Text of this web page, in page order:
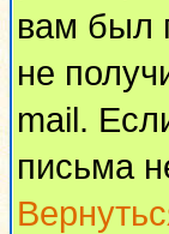
вам был
не
mail.
письма